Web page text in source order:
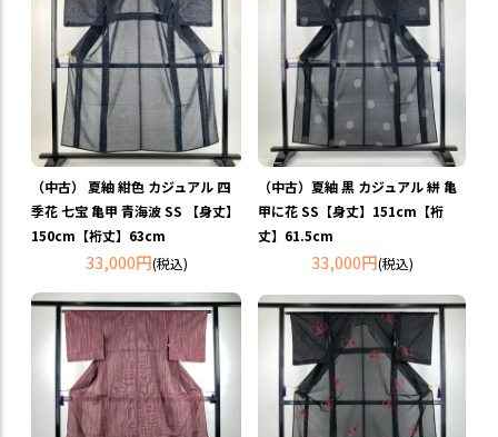
（中古） 夏紬 紺色 カジュアル 四
季花 七宝 亀甲 青海波 SS 【身丈】
150cm【裄丈】63cm
33,000円(税込)
（中古）夏紬 黒 カジュアル 絣 亀
甲に花 SS【身丈】151cm【裄
丈】61.5cm
33,000円(税込)